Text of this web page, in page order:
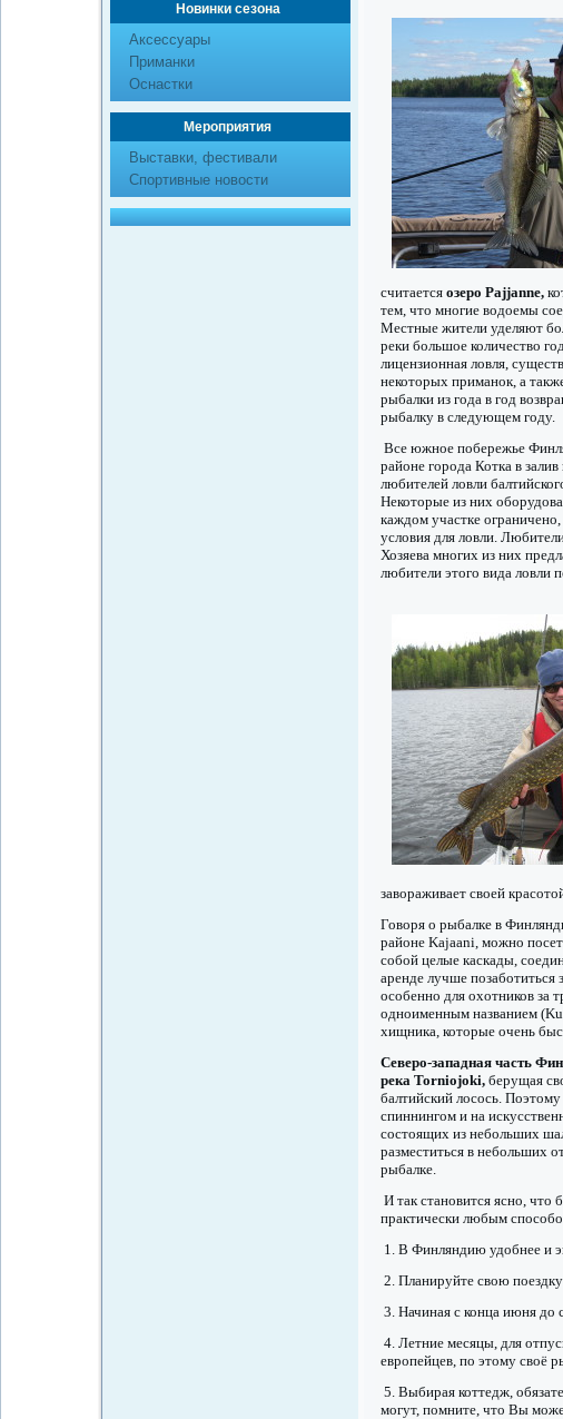
Новинки сезона
Аксессуары
Приманки
Оснастки
Мероприятия
Выставки, фестивали
Спортивные новости
считается озеро Pajjanne,
тем, что многие водоемы
Местные жители уделяют
реки большое количество
лицензионная ловля,
некоторых приманок, а
рыбалки из года в год
рыбалку в следующем году.
Все южное побережье
районе города Котка в залив
любителей ловли
Некоторые из них
каждом участке
условия для ловли.
Хозяева многих из них
любители этого вида ловли
завораживает своей
Говоря о рыбалке в
районе Kajaani, можно
собой целые каскады,
аренде лучше позаботиться
особенно для охотников за
одноименным названием
хищника, которые очень
Северо-западная часть
река Torniojoki, берущая
балтийский лосось.
спиннингом и на
состоящих из небольших
разместиться в небольших
рыбалке.
И так становится ясно, что
практически любым
1. В Финляндию удобнее и
2. Планируйте свою
3. Начиная с конца июня до
4. Летние месяцы, для
европейцев, по этому своё
5. Выбирая коттедж,
могут, помните, что Вы